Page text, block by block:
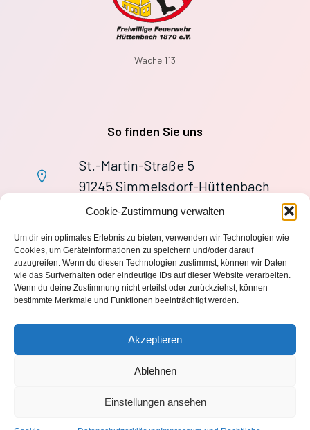
Cookie-Zustimmung verwalten
Um dir ein optimales Erlebnis zu bieten, verwenden wir Technologien wie
Cookies, um Geräteinformationen zu speichern und/oder darauf
zuzugreifen. Wenn du diesen Technologien zustimmst, können wir Daten
wie das Surfverhalten oder eindeutige IDs auf dieser Website verarbeiten.
Wenn du deine Zustimmung nicht erteilst oder zurückziehst, können
bestimmte Merkmale und Funktionen beeinträchtigt werden.
Akzeptieren
Ablehnen
Einstellungen ansehen
Wache 113
So finden Sie uns
St.-Martin-Straße 5
91245 Simmelsdorf-Hüttenbach
+49 9155 9279727
wache113@ff-huettenbach.de